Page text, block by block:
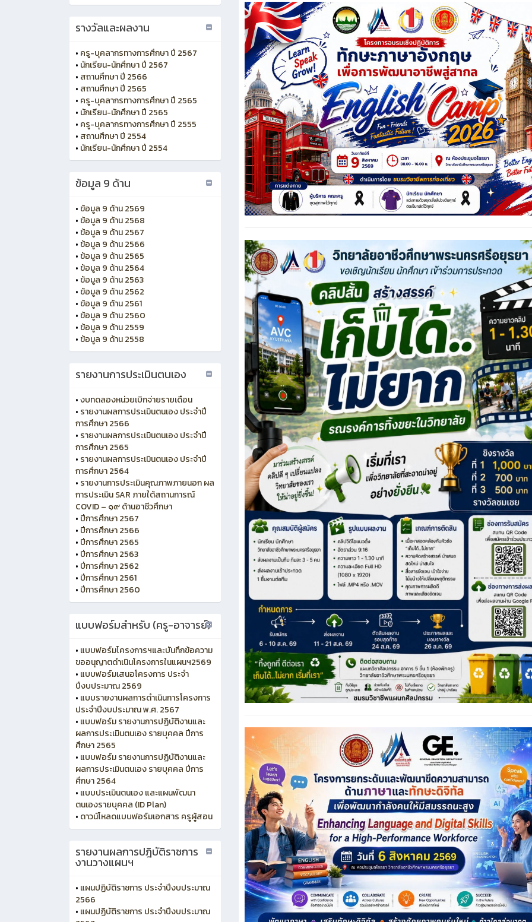
รางวัลและผลงาน
• ครู-บุคลากรทางการศึกษา ปี 2567
• นักเรียน-นักศึกษา ปี 2567
• สถานศึกษา ปี 2566
• สถานศึกษา ปี 2565
• ครู-บุคลากรทางการศึกษา ปี 2565
• นักเรียน-นักศึกษา ปี 2565
• ครู-บุคลากรทางการศึกษา ปี 2555
• สถานศึกษา ปี 2554
• นักเรียน-นักศึกษา ปี 2554
ข้อมูล 9 ด้าน
• ข้อมูล 9 ด้าน 2569
• ข้อมูล 9 ด้าน 2568
• ข้อมูล 9 ด้าน 2567
• ข้อมูล 9 ด้าน 2566
• ข้อมูล 9 ด้าน 2565
• ข้อมูล 9 ด้าน 2564
• ข้อมูล 9 ด้าน 2563
• ข้อมูล 9 ด้าน 2562
• ข้อมูล 9 ด้าน 2561
• ข้อมูล 9 ด้าน 2560
• ข้อมูล 9 ด้าน 2559
• ข้อมูล 9 ด้าน 2558
รายงานการประเมินตนเอง
•งบทดลองหน่วยเบิกจ่ายรายเดือน
• รายงานผลการประเมินตนเอง ประจำปี
การศึกษา 2566
• รายงานผลการประเมินตนเอง ประจำปี
การศึกษา 2565
• รายงานผลการประเมินตนเอง ประจำปี
การศึกษา 2564
• รายงานการประเมินคุณภาพภายนอก ผล
การประเมิน SAR ภายใต้สถานการณ์
COVID – ๑๙ ด้านอาชีวศึกษา
• ปีการศึกษา 2567
• ปีการศึกษา 2566
• ปีการศึกษา 2565
• ปีการศึกษา 2563
• ปีการศึกษา 2562
• ปีการศึกษา 2561
• ปีการศึกษา 2560
แบบฟอร์มสำหรับ (ครู-อาจารย์)
• แบบฟอร์มโครงการฯและบันทึกข้อความ
ขออนุญาตดำเนินโครงการในแผนฯ2569
• แบบฟอร์มเสนอโครงการ ประจำ
ปีงบประมาณ 2569
• แบบรายงานผลการดำเนินการโครงการ
ประจำปีงบประมาณ พ.ศ. 2567
• แบบฟอร์ม รายงานการปฏิบัติงานและ
ผลการประเมินตนเอง รายบุคคล ปีการ
ศึกษา 2565
• แบบฟอร์ม รายงานการปฏิบัติงานและ
ผลการประเมินตนเอง รายบุคคล ปีการ
ศึกษา 2564
• แบบประเมินตนเอง และแผนพัฒนา
ตนเองรายบุคคล (ID Plan)
• ดาวน์โหลดแบบฟอร์มเอกสาร ครูผู้สอน
รายงานผลการปฎิบัติราชการ
งานวางแผนฯ
• แผนปฏิบัติราชการ ประจำปีงบประมาณ
2566
• แผนปฏิบัติราชการ ประจำปีงบประมาณ